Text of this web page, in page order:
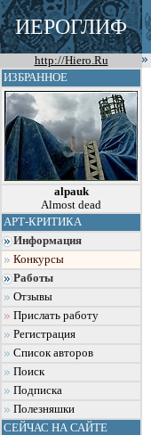
ИЕРОГЛИФ
http://Hiero.Ru
ИЗБРАННОЕ
alpauk
Almost dead
АРТ-КРИТИКА
Информация
Конкурсы
Работы
Отзывы
Прислать работу
Регистрация
Список авторов
Поиск
Подписка
Полезняшки
СЕЙЧАС НА САЙТЕ